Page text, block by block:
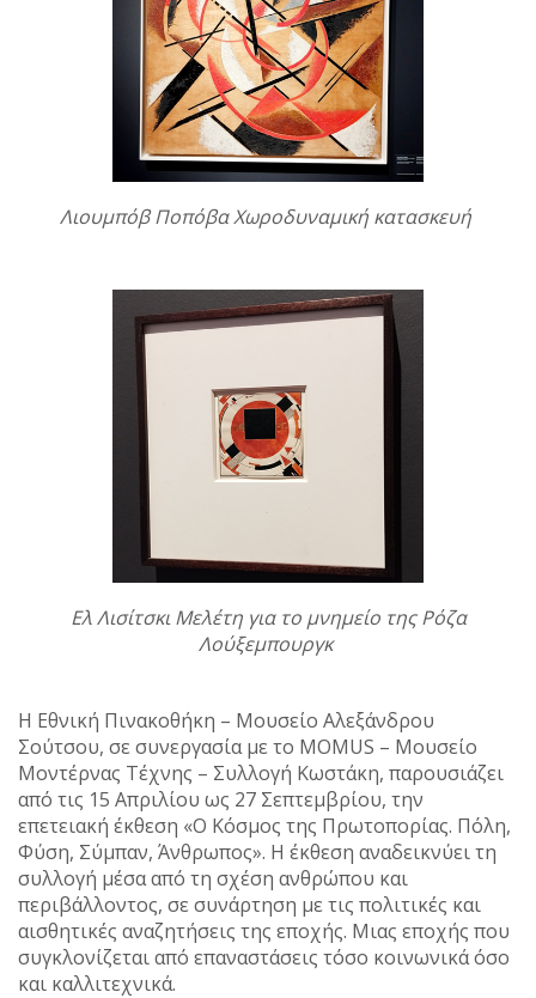
Λιουμπόβ Ποπόβα Χωροδυναμική κατασκευή
Ελ Λισίτσκι Μελέτη για το μνημείο της Ρόζα
Λούξεμπουργκ
Η Εθνική Πινακοθήκη – Μουσείο Αλεξάνδρου
Σούτσου, σε συνεργασία με το MOMUS – Μουσείο
Μοντέρνας Τέχνης – Συλλογή Κωστάκη, παρουσιάζει
από τις 15 Απριλίου ως 27 Σεπτεμβρίου, την
επετειακή έκθεση «Ο Κόσμος της Πρωτοπορίας. Πόλη,
Φύση, Σύμπαν, Άνθρωπος». Η έκθεση αναδεικνύει τη
συλλογή μέσα από τη σχέση ανθρώπου και
περιβάλλοντος, σε συνάρτηση με τις πολιτικές και
αισθητικές αναζητήσεις της εποχής. Μιας εποχής που
συγκλονίζεται από επαναστάσεις τόσο κοινωνικά όσο
και καλλιτεχνικά.